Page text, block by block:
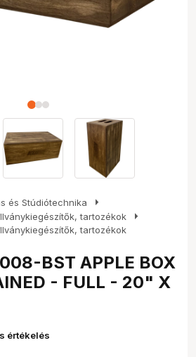
és Stúdiótechnika arrow_right
tartozékok arrow_right
tartozékok
BST APPLE BOX
- FULL - 20" X
értékelés